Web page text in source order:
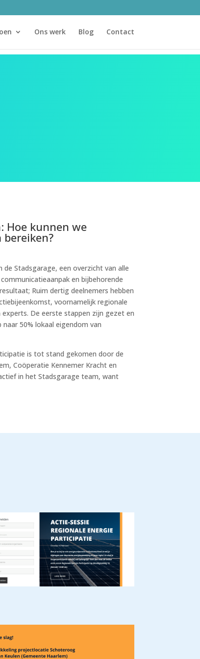
Ons werk Blog Contact
Hoe kunnen we
bereiken?
Stadsgarage, een overzicht van alle
en bijbehorende
Ruim dertig deelnemers hebben
voornamelijk regionale
De eerste stappen zijn gezet en
50% lokaal eigendom van
is tot stand gekomen door de
Coöperatie Kennemer Kracht en
in het Stadsgarage team, want